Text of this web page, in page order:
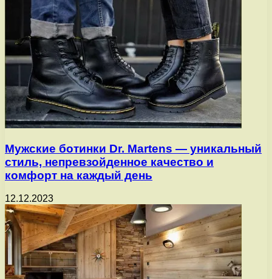
Мужские ботинки Dr. Martens — уникальный
стиль, непревзойденное качество и
комфорт на каждый день
12.12.2023